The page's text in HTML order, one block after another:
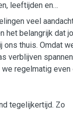
leeftijden en
veel
het belangrijk dat
ons thuis. Omdat
verblijven
regelmatig even
tegelijkertijd. Zo